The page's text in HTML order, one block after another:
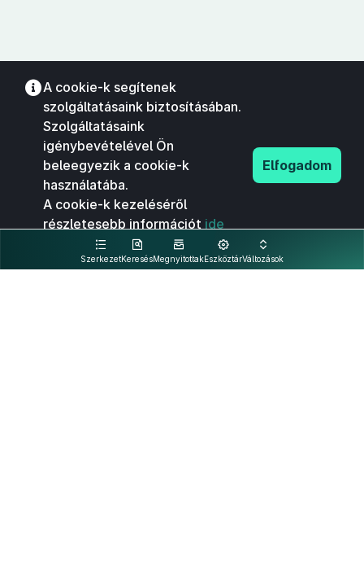
SzerkezetKeresésMegnyitottakEszköztárVáltozások
A cookie-k segítenek
szolgáltatásaink biztosításában.
Szolgáltatásaink
igénybevételével Ön
beleegyezik a cookie-k
használatába.
A cookie-k kezeléséről
részletesebb információt ide
kattintva olvashat.
Elfogadom